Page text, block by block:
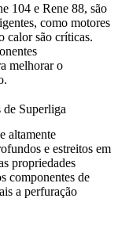
104 e Rene 88, são
como motores
calor são críticas.
melhorar o
de Superliga
altamente
e estreitos em
propriedades
componentes de
a perfuração